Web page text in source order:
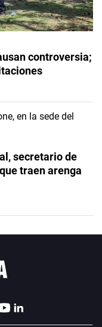
controversia;
secretario de
traen arenga